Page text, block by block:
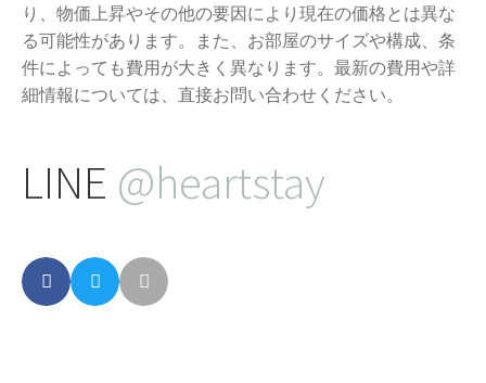
り、物価上昇やその他の要因により現在の価格とは異な
る可能性があります。また、お部屋のサイズや構成、条
件によっても費用が大きく異なります。最新の費用や詳
細情報については、直接お問い合わせください。
LINE @heartstay